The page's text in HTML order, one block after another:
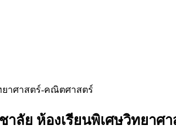
ยาศาสตร์-คณิตศาสตร์
าลัย ห้องเรียนพิเศษวิทยา